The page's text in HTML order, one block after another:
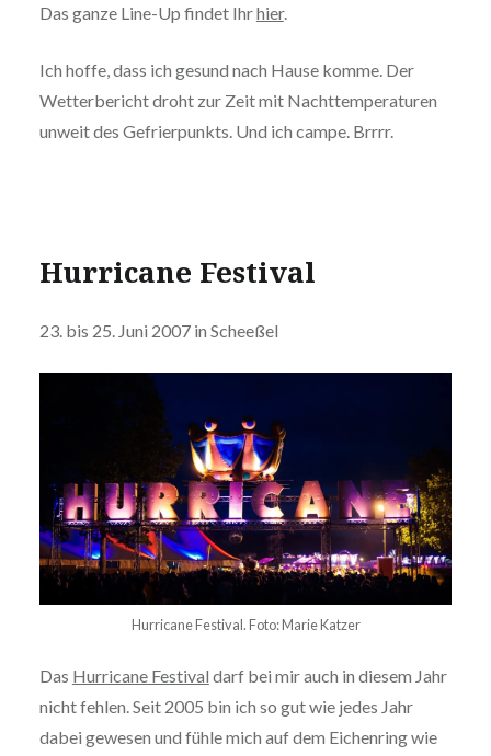
Das ganze Line-Up findet Ihrhier.
Ich hoffe, dass ich gesund nach Hause komme. Der
Wetterbericht droht zur Zeit mit Nachttemperaturen
unweit des Gefrierpunkts. Und ich campe. Brrrr.
Hurricane Festival
23. bis 25. Juni 2007 in Scheeßel
Hurricane Festival. Foto: Marie Katzer
Das Hurricane Festival darf bei mir auch in diesem Jahr
nicht fehlen. Seit 2005 bin ich so gut wie jedes Jahr
dabei gewesen und fühle mich auf dem Eichenring wie